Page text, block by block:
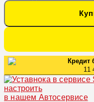
Кредит
11
настроить
в нашем Автосервисе